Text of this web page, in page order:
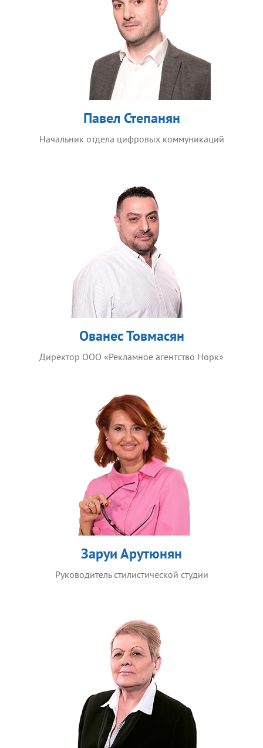
Павел Степанян
Начальник отдела цифровых коммуникаций
Ованес Товмасян
Директор ООО «Рекламное агентство Норк»
Заруи Арутюнян
Руководитель стилистической студии